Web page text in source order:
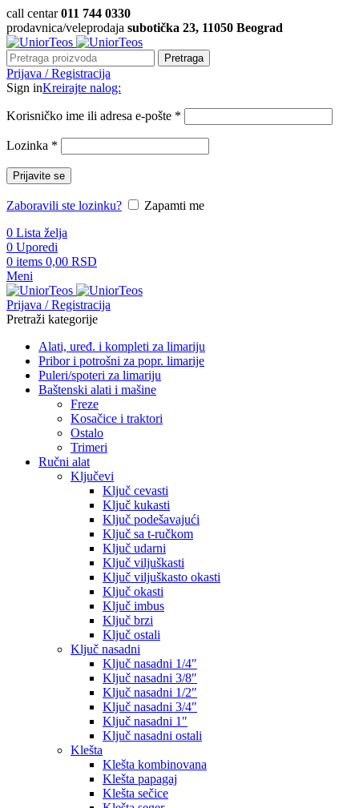
call centar011 744 0330
prodavnica/veleprodaja subotička 23, 11050 Beograd
Pretraga
Prijava / Registracija
Sign inKreirajte nalog:
Korisničko ime ili adresa e-pošte *
Lozinka *
Prijavite se
Zaboravili ste lozinku?
Zapamti me
0 Lista želja
0 Uporedi
0 items 0,00 RSD
Meni
Prijava / Registracija
Pretraži kategorije
Alati, uređ. i kompleti za limariju
Pribor i potrošni za popr. limarije
Puleri/spoteri za limariju
Baštenski alati i mašine
Freze
Kosačice i traktori
Ostalo
Trimeri
Ručni alat
Ključevi
Ključ cevasti
Ključ kukasti
Ključ podešavajući
Ključ sa t-ručkom
Ključ udarni
Ključ viljuškasti
Ključ viljuškasto okasti
Ključ okasti
Ključ imbus
Ključ brzi
Ključ ostali
Ključ nasadni
Ključ nasadni 1/4″
Ključ nasadni 3/8″
Ključ nasadni 1/2″
Ključ nasadni 3/4″
Ključ nasadni 1″
Ključ nasadni ostali
Klešta
Klešta kombinovana
Klešta papagaj
Klešta sečice